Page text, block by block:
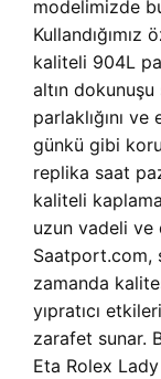
modelimizde
kaliteli 904L
altın
parlaklığını
günkü gibi
replika saat
kaliteli
uzun vadeli ve
Saatport.com,
zamanda
yıpratıcı
zarafet sunar.
Eta Rolex